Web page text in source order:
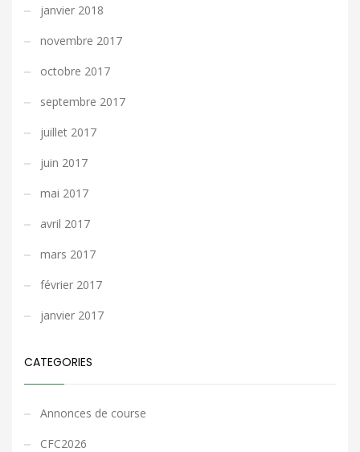
janvier 2018
novembre 2017
octobre 2017
septembre 2017
juillet 2017
juin 2017
mai 2017
avril 2017
mars 2017
février 2017
janvier 2017
CATEGORIES
Annonces de course
CFC2026